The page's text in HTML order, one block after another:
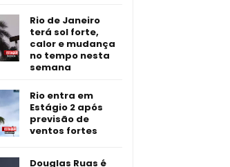
Rio de Janeiro
terá sol forte,
calor e mudança
no tempo nesta
semana
Rio entra em
Estágio 2 após
previsão de
ventos fortes
Douglas Ruas é